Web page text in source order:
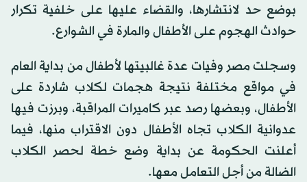
بوضع حد لانتشارها، والقضاء عليها على خلفية تكرار
حوادث الهجوم على الأطفال والمارة في الشوارع.
وسجلت مصر وفيات عدة غالبيتها لأطفال من بداية العام
في مواقع مختلفة نتيجة هجمات لكلاب شاردة على
الأطفال، وبعضها رصد عبر كاميرات المراقبة، وبرزت فيها
عدوانية الكلاب تجاه الأطفال دون الاقتراب منها، فيما
أعلنت الحكومة عن بداية وضع خطة لحصر الكلاب
الضالة من أجل التعامل معها.